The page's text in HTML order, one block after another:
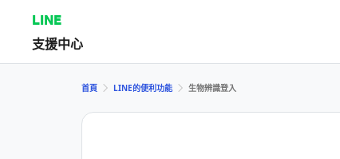
LINE
支援中心
首頁 LINE的便利功能 生物辨識登入